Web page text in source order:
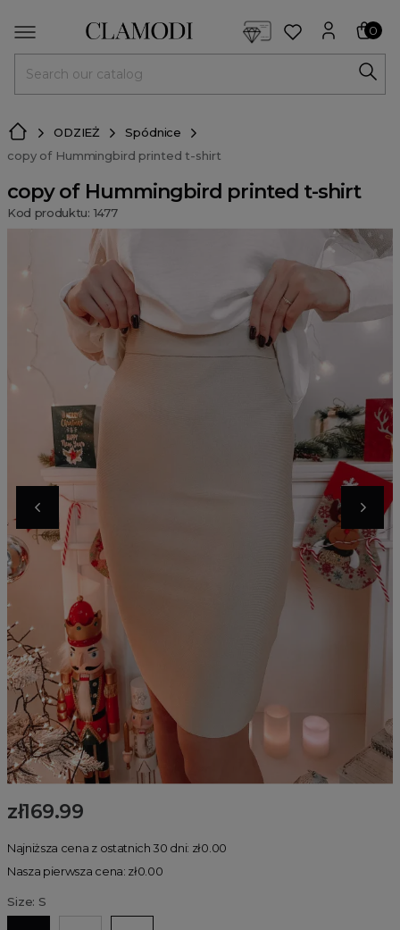
0
ODZIEŻ
Spódnice
copy of Hummingbird printed t-shirt
copy of Hummingbird printed t-shirt
Kod produktu: 1477
zł169.99
Najniższa cena z ostatnich 30 dni: zł0.00
Nasza pierwsza cena: zł0.00
Size: S